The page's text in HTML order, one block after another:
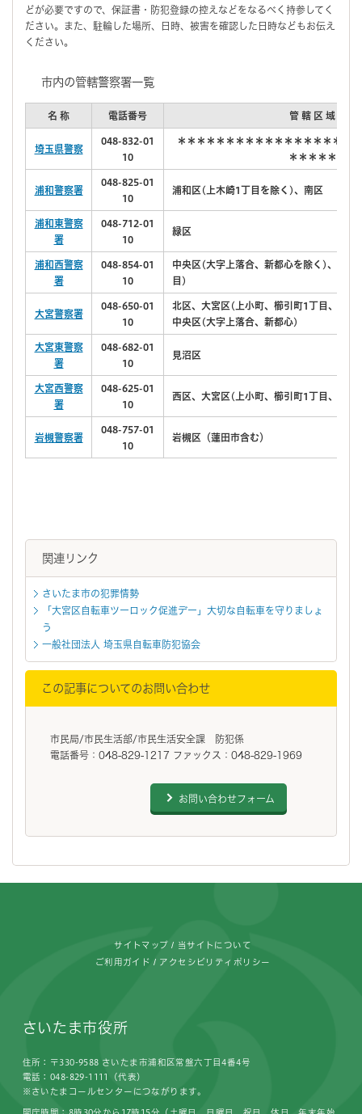
どが必要ですので、保証書・防犯登録の控えなどをなるべく持参してく
ださい。また、駐輪した場所、日時、被害を確認した日時などもお伝え
ください。
市内の管轄警察署一覧
名 称 電話番号 管 轄 区 域
埼玉県警察
048-832-01
10
＊＊＊＊＊＊＊＊＊＊＊＊＊＊＊＊＊＊
＊＊＊＊＊
浦和警察署
048-825-01
10
浦和区(上木崎1丁目を除く)、南区
浦和東警察
署
048-712-01
10
緑区
浦和西警察
署
048-854-01
10
中央区(大字上落合、新都心を除く)、桜区
目)
大宮警察署
048-650-01
10
北区、大宮区(上小町、櫛引町1丁目、三橋
中央区(大字上落合、新都心)
大宮東警察
署
048-682-01
10
見沼区
大宮西警察
署
048-625-01
10
西区、大宮区(上小町、櫛引町1丁目、三橋
岩槻警察署
048-757-01
10
岩槻区（蓮田市含む）
関連リンク
さいたま市の犯罪情勢
「大宮区自転車ツーロック促進デー」大切な自転車を守りましょ
う
一般社団法人 埼玉県自転車防犯協会
この記事についてのお問い合わせ
市民局/市民生活部/市民生活安全課 防犯係
電話番号：048-829-1217 ファックス：048-829-1969
お問い合わせフォーム
サイトマップ 当サイトについて
ご利用ガイド アクセシビリティポリシー
さいたま市役所
住所：〒330-9588 さいたま市浦和区常盤六丁目4番4号
電話：048-829-1111（代表）
※さいたまコールセンターにつながります。